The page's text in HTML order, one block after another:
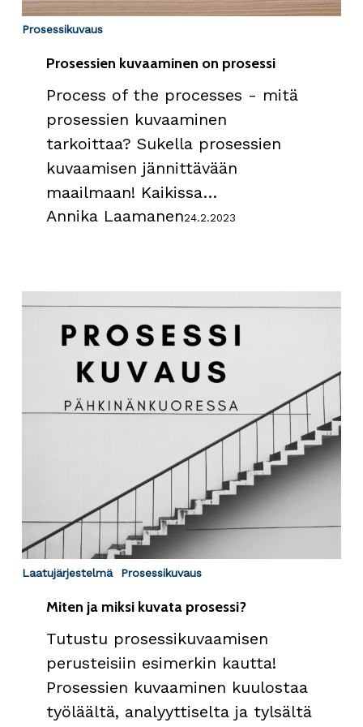
Prosessikuvaus
Prosessien kuvaaminen on prosessi
Process of the processes - mitä
prosessien kuvaaminen
tarkoittaa? Sukella prosessien
kuvaamisen jännittävään
maailmaan! Kaikissa…
Annika Laamanen24.2.2023
Miten
prosessi?
Laatujärjestelmä Prosessikuvaus
Miten ja miksi kuvata prosessi?
Tutustu prosessikuvaamisen
perusteisiin esimerkin kautta!
Prosessien kuvaaminen kuulostaa
työläältä, analyyttiselta ja tylsältä